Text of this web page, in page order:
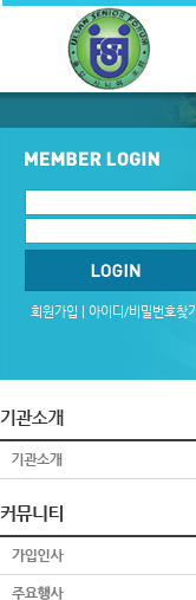
회원가입 아이디/비밀번호찾기